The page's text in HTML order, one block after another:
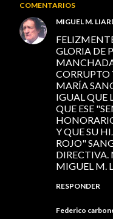
COMENTARIOS
MIGUEL M.
GLORIA DE
MARÍA
IGUAL QUE
QUE ESE
Y QUE SU
ROJO"
DIRECTIVA.
MIGUEL M.
RESPONDER
Federico